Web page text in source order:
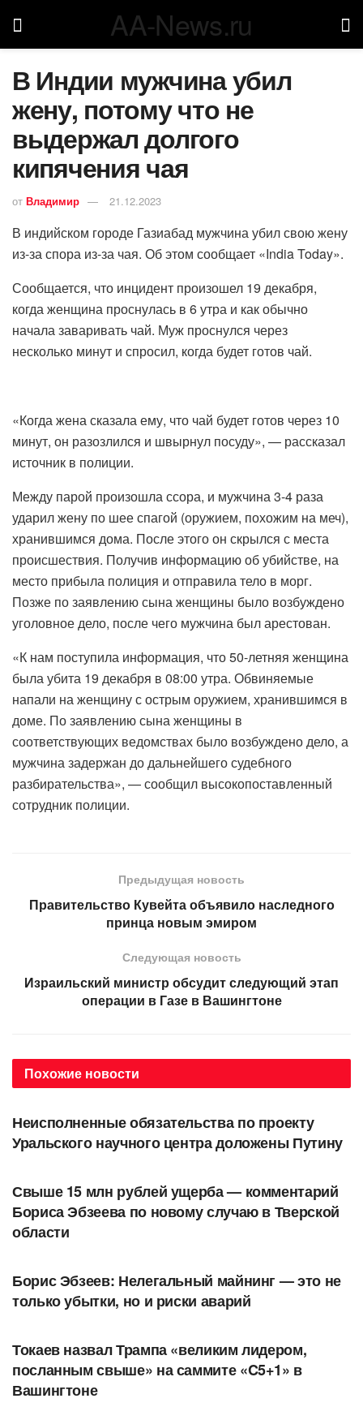
AA-News.ru
В Индии мужчина убил
жену, потому что не
выдержал долгого
кипячения чая
от Владимир 21.12.2023
В индийском городе Газиабад мужчина убил свою жену
из-за спора из-за чая. Об этом сообщает «India Today».
Сообщается, что инцидент произошел 19 декабря,
когда женщина проснулась в 6 утра и как обычно
начала заваривать чай. Муж проснулся через
несколько минут и спросил, когда будет готов чай.
«Когда жена сказала ему, что чай будет готов через 10
минут, он разозлился и швырнул посуду», — рассказал
источник в полиции.
Между парой произошла ссора, и мужчина 3-4 раза
ударил жену по шее спагой (оружием, похожим на меч),
​​хранившимся дома. После этого он скрылся с места
происшествия. Получив информацию об убийстве, на
место прибыла полиция и отправила тело в морг.
Позже по заявлению сына женщины было возбуждено
уголовное дело, после чего мужчина был арестован.
«К нам поступила информация, что 50-летняя женщина
была убита 19 декабря в 08:00 утра. Обвиняемые
напали на женщину с острым оружием, хранившимся в
доме. По заявлению сына женщины в
соответствующих ведомствах было возбуждено дело, а
мужчина задержан до дальнейшего судебного
разбирательства», — сообщил высокопоставленный
сотрудник полиции.
Предыдущая новость
Правительство Кувейта объявило наследного
принца новым эмиром
Следующая новость
Израильский министр обсудит следующий этап
операции в Газе в Вашингтоне
Похожие новости
АВТОРСКОЕ
Неисполненные обязательства по проекту
Уральского научного центра доложены Путину
Свыше 15 млн рублей ущерба — комментарий
Бориса Эбзеева по новому случаю в Тверской
области
Борис Эбзеев: Нелегальный майнинг — это не
только убытки, но и риски аварий
Токаев назвал Трампа «великим лидером,
посланным свыше» на саммите «C5+1» в
Вашингтоне